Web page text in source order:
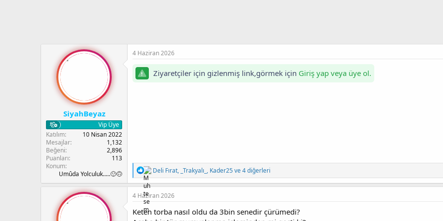
SiyahBeyaz
Vip Üye
Katılım
10 Nisan 2022
Mesajlar
1,132
Beğeni
2,896
Puanları
113
Konum
Umûda Yolculuk.....🙂🙃
4 Haziran 2026
Ziyaretçiler için gizlenmiş link,görmek için Giriş yap veya üye ol.
T
e
p
k
e
Deli Fırat, _Trakyalı_ , Kader25ve 4 diğerleri
4 Haziran 2026
Keten torba nasıl oldu da 3bin senedir çürümedi?